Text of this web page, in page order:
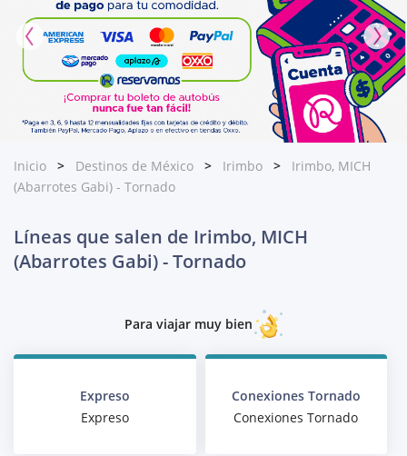
Inicio Destinos de México Irimbo
Irimbo, MICH
(Abarrotes Gabi) - Tornado
Líneas que salen de Irimbo, MICH
(Abarrotes Gabi) - Tornado
Para viajar muy bien
Expreso
Expreso
Conexiones Tornado
Conexiones Tornado